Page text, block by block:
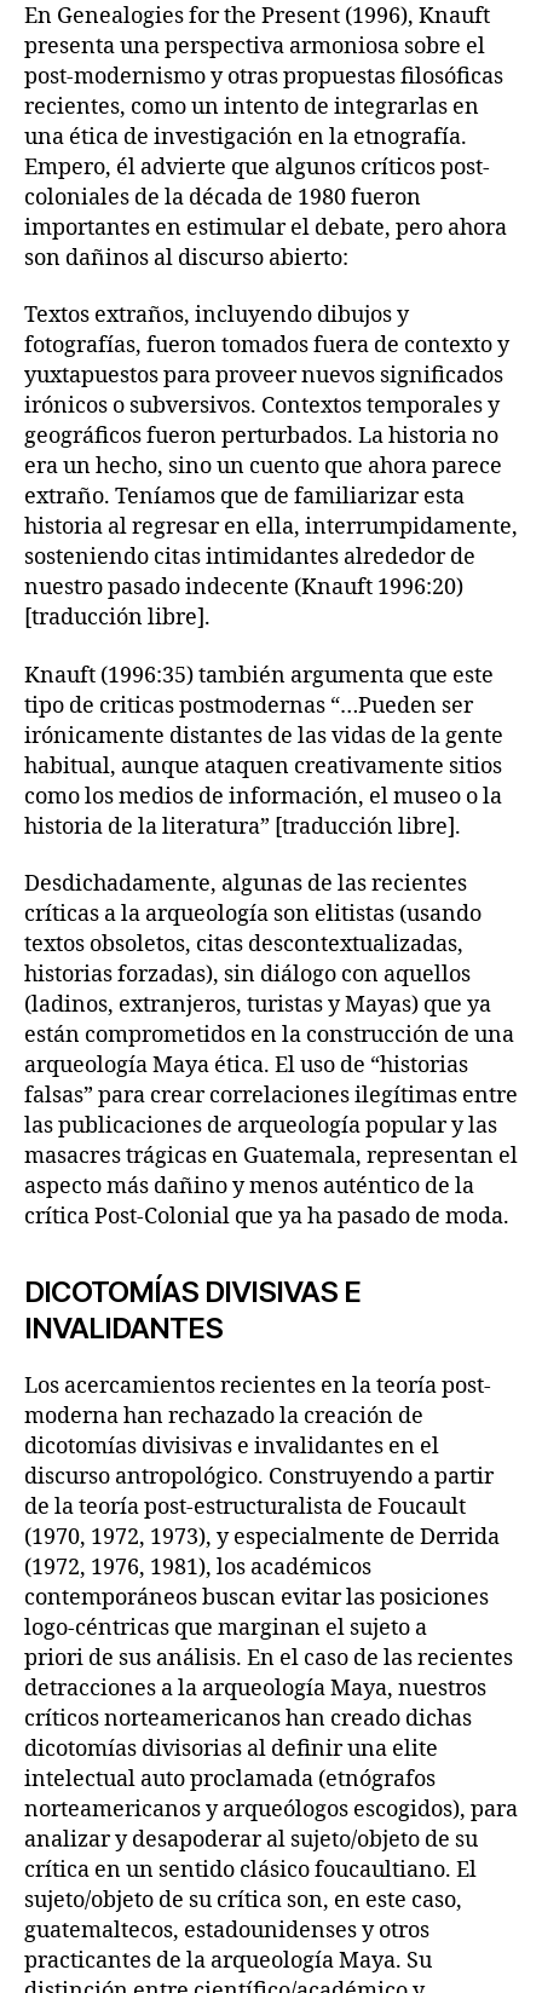
En Genealogies for the Present (1996), Knauft
presenta una perspectiva armoniosa sobre el
post-modernismo y otras propuestas filosóficas
recientes, como un intento de integrarlas en
una ética de investigación en la etnografía.
Empero, él advierte que algunos críticos post-
coloniales de la década de 1980 fueron
importantes en estimular el debate, pero ahora
son dañinos al discurso abierto:
Textos extraños, incluyendo dibujos y
fotografías, fueron tomados fuera de contexto y
yuxtapuestos para proveer nuevos significados
irónicos o subversivos. Contextos temporales y
geográficos fueron perturbados. La historia no
era un hecho, sino un cuento que ahora parece
extraño. Teníamos que de familiarizar esta
historia al regresar en ella, interrumpidamente,
sosteniendo citas intimidantes alrededor de
nuestro pasado indecente (Knauft 1996:20)
[traducción libre].
Knauft (1996:35) también argumenta que este
tipo de criticas postmodernas “…Pueden ser
irónicamente distantes de las vidas de la gente
habitual, aunque ataquen creativamente sitios
como los medios de información, el museo o la
historia de la literatura” [traducción libre].
Desdichadamente, algunas de las recientes
críticas a la arqueología son elitistas (usando
textos obsoletos, citas descontextualizadas,
historias forzadas), sin diálogo con aquellos
(ladinos, extranjeros, turistas y Mayas) que ya
están comprometidos en la construcción de una
arqueología Maya ética. El uso de “historias
falsas” para crear correlaciones ilegítimas entre
las publicaciones de arqueología popular y las
masacres trágicas en Guatemala, representan el
aspecto más dañino y menos auténtico de la
crítica Post-Colonial que ya ha pasado de moda.
DICOTOMÍAS DIVISIVAS E
INVALIDANTES
Los acercamientos recientes en la teoría post-
moderna han rechazado la creación de
dicotomías divisivas e invalidantes en el
discurso antropológico. Construyendo a partir
de la teoría post-estructuralista de Foucault
(1970, 1972, 1973), y especialmente de Derrida
(1972, 1976, 1981), los académicos
contemporáneos buscan evitar las posiciones
logo-céntricas que marginan el sujeto a
priori de sus análisis. En el caso de las recientes
detracciones a la arqueología Maya, nuestros
críticos norteamericanos han creado dichas
dicotomías divisorias al definir una elite
intelectual auto proclamada (etnógrafos
norteamericanos y arqueólogos escogidos), para
analizar y desapoderar al sujeto/objeto de su
crítica en un sentido clásico foucaultiano. El
sujeto/objeto de su crítica son, en este caso,
guatemaltecos, estadounidenses y otros
practicantes de la arqueología Maya. Su